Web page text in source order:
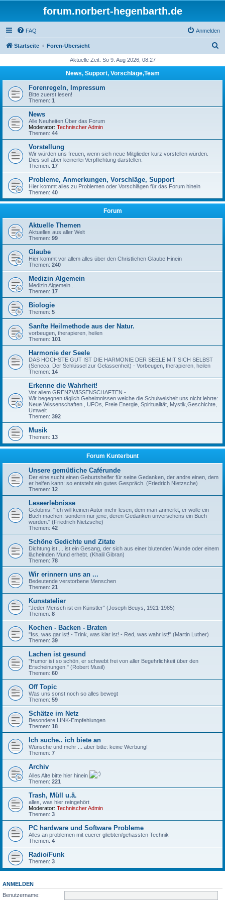
forum.norbert-hegenbarth.de
FAQ Anmelden
Startseite Foren-Übersicht
h
Aktuelle Zeit: So 9. Aug 2026, 08:27
News, Support, Vorschläge,Team
Forenregeln, Impressum
Bitte zuerst lesen!
Themen: 1
News
Alle Neuheiten Über das Forum
Moderator: Technischer Admin
Themen: 44
Vorstellung
Wir würden uns freuen, wenn sich neue Mitglieder kurz vorstellen würden.
Dies soll aber keinerlei Verpflichtung darstellen.
Themen: 17
Probleme, Anmerkungen, Vorschläge, Support
Hier kommt alles zu Problemen oder Vorschlägen für das Forum hinein
Themen: 40
Forum
Aktuelle Themen
Aktuelles aus aller Welt
Themen: 99
Glaube
Hier kommt vor allem alles über den Christlichen Glaube Hinein
Themen: 240
Medizin Algemein
Medizin Algemein...
Themen: 17
Biologie
Themen: 5
Sanfte Heilmethode aus der Natur.
vorbeugen, therapieren, heilen
Themen: 101
Harmonie der Seele
DAS HÖCHSTE GUT IST DIE HARMONIE DER SEELE MIT SICH SELBST
(Seneca, Der Schlüssel zur Gelassenheit) - Vorbeugen, therapieren, heilen
Themen: 14
Erkenne die Wahrheit!
Vor allem GRENZWISSENSCHAFTEN -
Wir begegnen täglich Geheimnissen welche die Schulweisheit uns nicht lehrte:
Neue Wissenschaften , UFOs, Freie Energie, Spiritualität, Mystik,Geschichte,
Umwelt
Themen: 392
Musik
Themen: 13
Forum Kunterbunt
Unsere gemütliche Caférunde
Der eine sucht einen Geburtshelfer für seine Gedanken, der andre einen, dem
er helfen kann: so entsteht ein gutes Gespräch. (Friedrich Nietzsche)
Themen: 12
Leseerlebnisse
Gelöbnis: "Ich will keinen Autor mehr lesen, dem man anmerkt, er wolle ein
Buch machen: sondern nur jene, deren Gedanken unversehens ein Buch
wurden." (Friedrich Nietzsche)
Themen: 42
Schöne Gedichte und Zitate
Dichtung ist ... ist ein Gesang, der sich aus einer blutenden Wunde oder einem
lächelnden Mund erhebt. (Khalil Gibran)
Themen: 78
Wir erinnern uns an ...
Bedeutende verstorbene Menschen
Themen: 21
Kunstatelier
"Jeder Mensch ist ein Künstler" (Joseph Beuys, 1921-1985)
Themen: 8
Kochen - Backen - Braten
"Iss, was gar ist! - Trink, was klar ist! - Red, was wahr ist!" (Martin Luther)
Themen: 39
Lachen ist gesund
"Humor ist so schön, er schwebt frei von aller Begehrlichkeit über den
Erscheinungen." (Robert Musil)
Themen: 60
Off Topic
Was uns sonst noch so alles bewegt
Themen: 59
Schätze im Netz
Besondere LINK-Empfehlungen
Themen: 18
Ich suche.. ich biete an
Wünsche und mehr ... aber bitte: keine Werbung!
Themen: 7
Archiv
Alles Alte bitte hier hinein
Themen: 221
Trash, Müll u.ä.
alles, was hier reingehört
Moderator: Technischer Admin
Themen: 3
PC hardware und Software Probleme
Alles an problemen mit euerer gliebten/gehassten Technik
Themen: 4
Radio/Funk
Themen: 3
ANMELDEN
Benutzername: